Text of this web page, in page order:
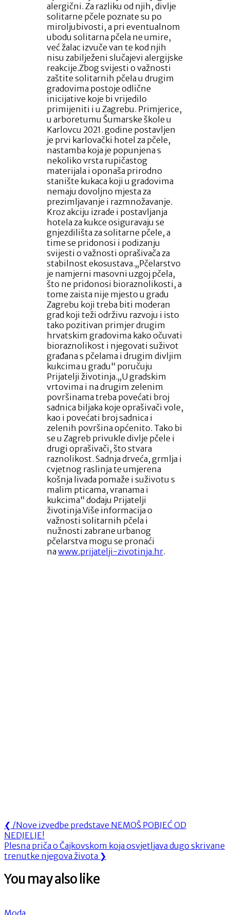
alergični. Za razliku od njih, divlje
solitarne pčele poznate su po
miroljubivosti, a pri eventualnom
ubodu solitarna pčela ne umire,
već žalac izvuče van te kod njih
nisu zabilježeni slučajevi alergijske
reakcije.Zbog svijesti o važnosti
zaštite solitarnih pčela u drugim
gradovima postoje odlične
inicijative koje bi vrijedilo
primijeniti i u Zagrebu. Primjerice,
u arboretumu Šumarske škole u
Karlovcu 2021. godine postavljen
je prvi karlovački hotel za pčele,
nastamba koja je popunjena s
nekoliko vrsta rupičastog
materijala i oponaša prirodno
stanište kukaca koji u gradovima
nemaju dovoljno mjesta za
prezimljavanje i razmnožavanje.
Kroz akciju izrade i postavljanja
hotela za kukce osiguravaju se
gnjezdilišta za solitarne pčele, a
time se pridonosi i podizanju
svijesti o važnosti oprašivača za
stabilnost ekosustava.„Pčelarstvo
je namjerni masovni uzgoj pčela,
što ne pridonosi bioraznolikosti, a
tome zaista nije mjesto u gradu
Zagrebu koji treba biti moderan
grad koji teži održivu razvoju i isto
tako pozitivan primjer drugim
hrvatskim gradovima kako očuvati
bioraznolikost i njegovati suživot
građana s pčelama i drugim divljim
kukcima u gradu“ poručuju
Prijatelji životinja.„U gradskim
vrtovima i na drugim zelenim
površinama treba povećati broj
sadnica biljaka koje oprašivači vole,
kao i povećati broj sadnica i
zelenih površina općenito. Tako bi
se u Zagreb privukle divlje pčele i
drugi oprašivači, što stvara
raznolikost. Sadnja drveća, grmlja i
cvjetnog raslinja te umjerena
košnja livada pomaže i suživotu s
malim pticama, vranama i
kukcima“ dodaju Prijatelji
životinja.Više informacija o
važnosti solitarnih pčela i
nužnosti zabrane urbanog
pčelarstva mogu se pronaći
na www.prijatelji-zivotinja.hr.
Navigacija
objava
❮ Previous
Post:
/Nove izvedbe predstave NEMOŠ POBJEĆ OD
NEDJELJE!
Next
Post:
Plesna priča o Čajkovskom koja osvjetljava dugo skrivane
trenutke njegova života ❯
You may also like
Moda